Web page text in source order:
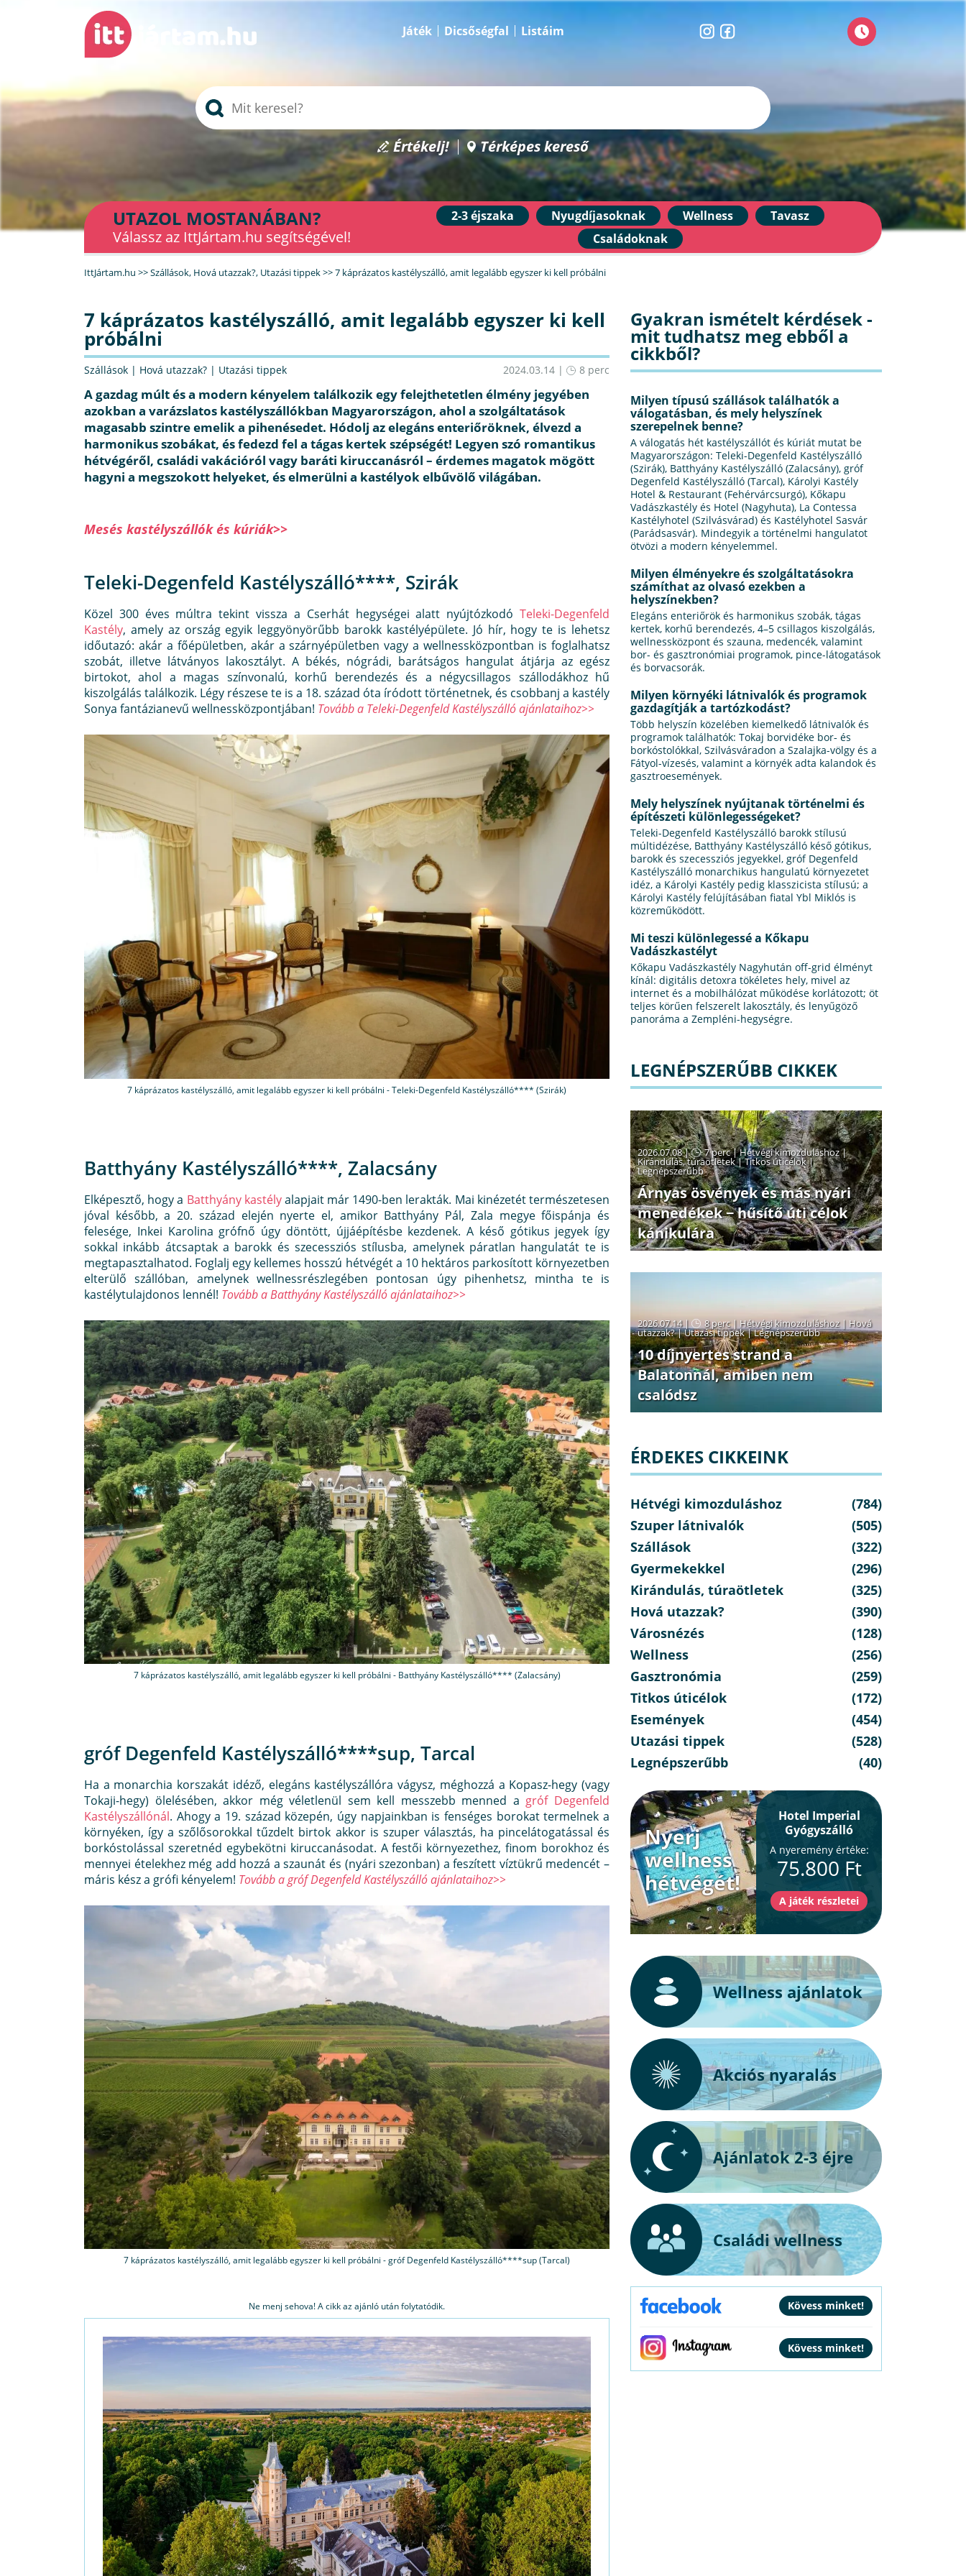
Játék Dicsőségfal Listáim
Értékelj! Térképes kereső
UTAZOL MOSTANÁBAN?
Válassz az IttJártam.hu segítségével!
2-3 éjszaka Nyugdíjasoknak Wellness
Tavasz
Családoknak
IttJártam.hu >>Szállások, Hová utazzak?, Utazási tippek>>7 káprázatos kastélyszálló, amit legalább egyszer ki kell próbálni
7 káprázatos kastélyszálló, amit legalább egyszer ki kell
próbálni
Szállások | Hová utazzak? | Utazási tippek 2024.03.14 | 8 perc
A gazdag múlt és a modern kényelem találkozik egy felejthetetlen élmény jegyében
azokban a varázslatos kastélyszállókban Magyarországon, ahol a szolgáltatások
magasabb szintre emelik a pihenésedet. Hódolj az elegáns enteriőröknek, élvezd a
harmonikus szobákat, és fedezd fel a tágas kertek szépségét! Legyen szó romantikus
hétvégéről, családi vakációról vagy baráti kiruccanásról – érdemes magatok mögött
hagyni a megszokott helyeket, és elmerülni a kastélyok elbűvölő világában.
Mesés kastélyszállók és kúriák>>
Teleki-Degenfeld Kastélyszálló****, Szirák
Közel 300 éves múltra tekint vissza a Cserhát hegységei alatt nyújtózkodó Teleki-Degenfeld
Kastély, amely az ország egyik leggyönyörűbb barokk kastélyépülete. Jó hír, hogy te is lehetsz
időutazó: akár a főépületben, akár a szárnyépületben vagy a wellnessközpontban is foglalhatsz
szobát, illetve látványos lakosztályt. A békés, nógrádi, barátságos hangulat átjárja az egész
birtokot, ahol a magas színvonalú, korhű berendezés és a négycsillagos szállodákhoz hű
kiszolgálás találkozik. Légy részese te is a 18. század óta íródott történetnek, és csobbanj a kastély
Sonya fantázianevű wellnessközpontjában! Tovább a Teleki-Degenfeld Kastélyszálló ajánlataihoz>>
7 káprázatos kastélyszálló, amit legalább egyszer ki kell próbálni - Teleki-Degenfeld Kastélyszálló**** (Szirák)
Batthyány Kastélyszálló****, Zalacsány
Elképesztő, hogy a Batthyány kastélyalapjait már 1490-ben lerakták. Mai kinézetét természetesen
jóval később, a 20. század elején nyerte el, amikor Batthyány Pál, Zala megye főispánja és
felesége, Inkei Karolina grófnő úgy döntött, újjáépítésbe kezdenek. A késő gótikus jegyek így
sokkal inkább átcsaptak a barokk és szecessziós stílusba, amelynek páratlan hangulatát te is
megtapasztalhatod. Foglalj egy kellemes hosszú hétvégét a 10 hektáros parkosított környezetben
elterülő szállóban, amelynek wellnessrészlegében pontosan úgy pihenhetsz, mintha te is
kastélytulajdonos lennél! Tovább a Batthyány Kastélyszálló ajánlataihoz>>
7 káprázatos kastélyszálló, amit legalább egyszer ki kell próbálni - Batthyány Kastélyszálló**** (Zalacsány)
gróf Degenfeld Kastélyszálló****sup, Tarcal
Ha a monarchia korszakát idéző, elegáns kastélyszállóra vágysz, méghozzá a Kopasz-hegy (vagy
Tokaji-hegy) ölelésében, akkor még véletlenül sem kell messzebb menned a gróf Degenfeld
Kastélyszállónál. Ahogy a 19. század közepén, úgy napjainkban is fenséges borokat termelnek a
környéken, így a szőlősorokkal tűzdelt birtok akkor is szuper választás, ha pincelátogatással és
borkóstolással szeretnéd egybekötni kiruccanásodat. A festői környezethez, finom borokhoz és
mennyei ételekhez még add hozzá a szaunát és (nyári szezonban) a feszített víztükrű medencét –
máris kész a grófi kényelem! Tovább a gróf Degenfeld Kastélyszálló ajánlataihoz>>
7 káprázatos kastélyszálló, amit legalább egyszer ki kell próbálni - gróf Degenfeld Kastélyszálló****sup (Tarcal)
Ne menj sehova! A cikk az ajánló után folytatódik.
Gyakran ismételt kérdések -
mit tudhatsz meg ebből a
cikkből?
Milyen típusú szállások találhatók a
válogatásban, és mely helyszínek
szerepelnek benne?
A válogatás hét kastélyszállót és kúriát mutat be
Magyarországon: Teleki-Degenfeld Kastélyszálló
(Szirák), Batthyány Kastélyszálló (Zalacsány), gróf
Degenfeld Kastélyszálló (Tarcal), Károlyi Kastély
Hotel & Restaurant (Fehérvárcsurgó), Kőkapu
Vadászkastély és Hotel (Nagyhuta), La Contessa
Kastélyhotel (Szilvásvárad) és Kastélyhotel Sasvár
(Parádsasvár). Mindegyik a történelmi hangulatot
ötvözi a modern kényelemmel.
Milyen élményekre és szolgáltatásokra
számíthat az olvasó ezekben a
helyszínekben?
Elegáns enteriőrök és harmonikus szobák, tágas
kertek, korhű berendezés, 4–5 csillagos kiszolgálás,
wellnessközpont és szauna, medencék, valamint
bor- és gasztronómiai programok, pince-látogatások
és borvacsorák.
Milyen környéki látnivalók és programok
gazdagítják a tartózkodást?
Több helyszín közelében kiemelkedő látnivalók és
programok találhatók: Tokaj borvidéke bor‑ és
borkóstolókkal, Szilvásváradon a Szalajka-völgy és a
Fátyol-vízesés, valamint a környék adta kalandok és
gasztroesemények.
Mely helyszínek nyújtanak történelmi és
építészeti különlegességeket?
Teleki-Degenfeld Kastélyszálló barokk stílusú
múltidézése, Batthyány Kastélyszálló késő gótikus,
barokk és szecessziós jegyekkel, gróf Degenfeld
Kastélyszálló monarchikus hangulatú környezetet
idéz, a Károlyi Kastély pedig klasszicista stílusú; a
Károlyi Kastély felújításában fiatal Ybl Miklós is
közreműködött.
Mi teszi különlegessé a Kőkapu
Vadászkastélyt
Kőkapu Vadászkastély Nagyhután off-grid élményt
kínál: digitális detoxra tökéletes hely, mivel az
internet és a mobilhálózat működése korlátozott; öt
teljes körűen felszerelt lakosztály, és lenyűgöző
panoráma a Zempléni-hegységre.
LEGNÉPSZERŰBB CIKKEK
2026.07.08 | 7 perc|Hétvégi kimozduláshoz|
Kirándulás, túraötletek|Titkos úticélok|
Legnépszerűbb
Árnyas ösvények és más nyári
menedékek − hűsítő úti célok
kánikulára
2026.07.14 | 8 perc| Hétvégi kimozduláshoz| Hová
utazzak?|Utazási tippek|Legnépszerűbb
10 díjnyertes strand a
Balatonnál, amiben nem
csalódsz
ÉRDEKES CIKKEINK
Hétvégi kimozduláshoz
(784)
Szuper látnivalók
(505)
Szállások
(322)
Gyermekekkel
(296)
Kirándulás, túraötletek
(325)
Hová utazzak?
(390)
Városnézés
(128)
Wellness
(256)
Gasztronómia
(259)
Titkos úticélok
(172)
Események
(454)
Utazási tippek
(528)
Legnépszerűbb
(40)
Nyerj
wellness
hétvégét!
Hotel Imperial
Gyógyszálló
A nyeremény értéke:
75.800 Ft
Wellness ajánlatok
Akciós nyaralás
Ajánlatok 2-3 éjre
Családi wellness